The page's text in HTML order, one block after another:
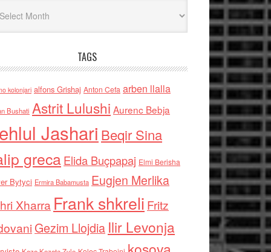
TAGS
kolonjari alfons Grishaj Anton Cefa arben llalla
Bushati Astrit Lulushi Aurenc Bebja
Jashari Beqir Sina
grecaElida Buçpapaj Elmi Berisha
Bytyci Ermira Babamusta Eugjen Merlika
Xharra Frank shkreli Fritz
Gezim Llojdia Ilir Levonja